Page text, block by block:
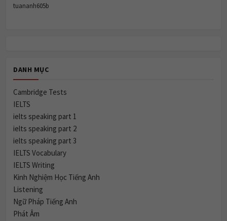
Cambridge Tests
IELTS
ielts speaking part 1
ielts speaking part 2
ielts speaking part 3
IELTS Vocabulary
IELTS Writing
Kinh Nghiệm Học Tiếng Anh
Listening
Ngữ Pháp Tiếng Anh
Phát Âm
Reading